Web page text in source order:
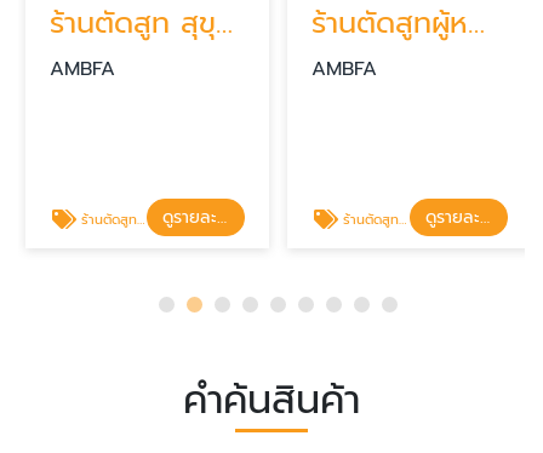
ร้านตัดสูท สุขุมวิท
AMBFA
ร้านตัดสูท สุขุมวิท ดูรายละเอียด
ร้านตัดสูทผู้หญิง
AMBFA
ร้านตัดสูทผู้หญิง ดูรายละเอียด
คำค้นสินค้า